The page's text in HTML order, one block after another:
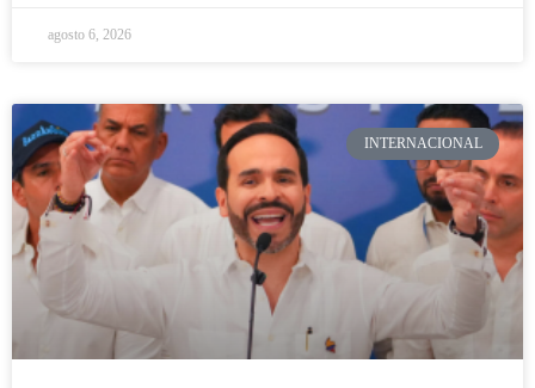
agosto 6, 2026
INTERNACIONAL